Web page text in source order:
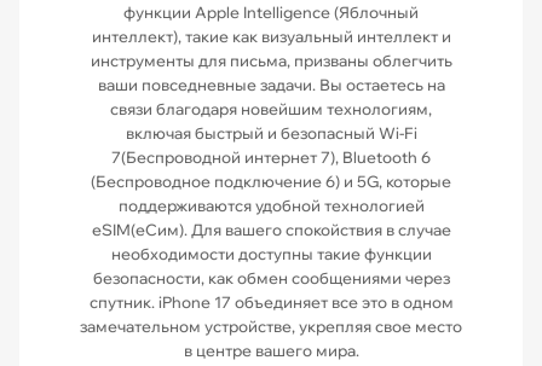
функции Apple Intelligence (Яблочный
интеллект), такие как визуальный интеллект и
инструменты для письма, призваны облегчить
ваши повседневные задачи. Вы остаетесь на
связи благодаря новейшим технологиям,
включая быстрый и безопасный Wi-Fi
7(Беспроводной интернет 7), Bluetooth 6
(Беспроводное подключение 6) и 5G, которые
поддерживаются удобной технологией
eSIM(еСим). Для вашего спокойствия в случае
необходимости доступны такие функции
безопасности, как обмен сообщениями через
спутник. iPhone 17 объединяет все это в одном
замечательном устройстве, укрепляя свое место
в центре вашего мира.